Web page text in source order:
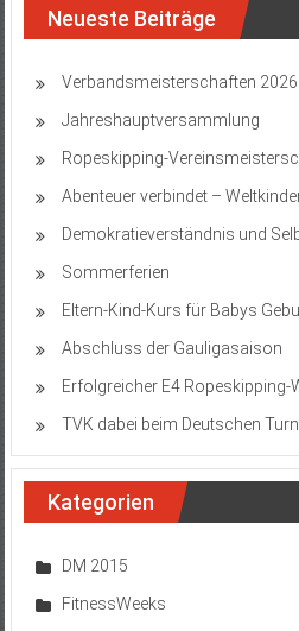
Neueste Beiträge
Verbandsmeisterschaften 2026
Jahreshauptversammlung
Ropeskipping-
Abenteuer verbindet –
Demokratieverständnis und
Sommerferien
Eltern-Kind-Kurs für Babys
Abschluss der Gauligasaison
Erfolgreicher E4 Ropeskipping-
TVK dabei beim Deutschen
Kategorien
DM 2015
FitnessWeeks